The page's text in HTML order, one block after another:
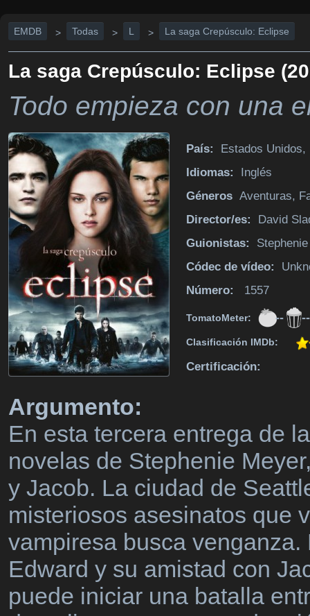
EMDB > Todas > L > La saga Crepúsculo: Eclipse
La saga Crepúsculo: Eclipse
Todo empieza con una
País:
Estados Unidos,
Idiomas:
Inglés
Géneros Aventuras,
Director/es:
David
Guionistas:
Códec de vídeo:
Número:
1557
TomatoMeter: -- --
Clasificación IMDb:
Certificación:
Argumento:
En esta tercera entrega de
novelas de Stephenie
y Jacob. La ciudad de
misteriosos asesinatos que
vampiresa busca
Edward y su amistad con
puede iniciar una batalla